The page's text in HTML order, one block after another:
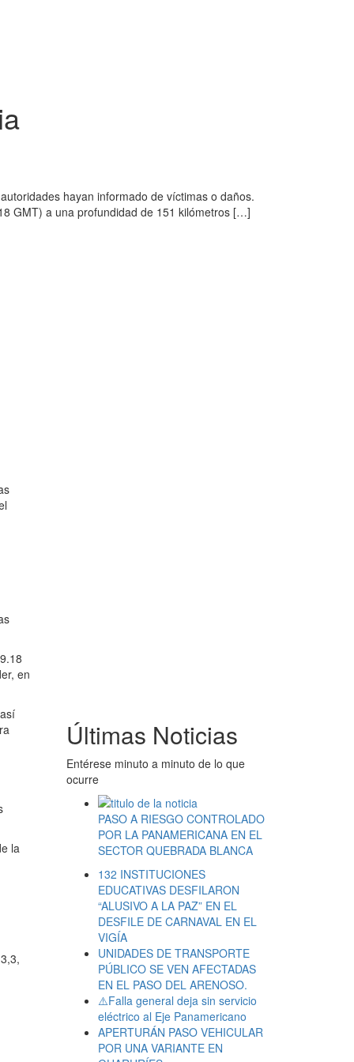
hayan informado de víctimas o daños.
GMT) a una profundidad de 151 kilómetros […]
en
la
Últimas Noticias
Entérese minuto a minuto de lo que
ocurre
PASO A RIESGO CONTROLADO
POR LA PANAMERICANA EN EL
SECTOR QUEBRADA BLANCA
132 INSTITUCIONES
EDUCATIVAS DESFILARON
“ALUSIVO A LA PAZ” EN EL
DESFILE DE CARNAVAL EN EL
VIGÍA
UNIDADES DE TRANSPORTE
PÚBLICO SE VEN AFECTADAS
EN EL PASO DEL ARENOSO.
⚠️Falla general deja sin servicio
eléctrico al Eje Panamericano
APERTURÁN PASO VEHICULAR
POR UNA VARIANTE EN